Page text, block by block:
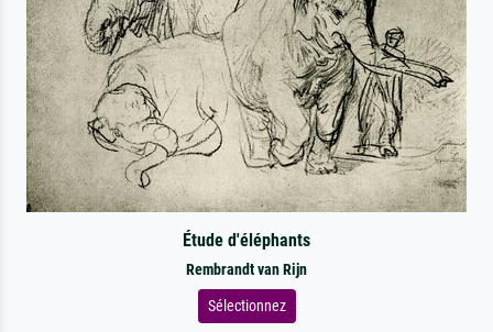
Étude d'éléphants
Rembrandt van Rijn
Sélectionnez